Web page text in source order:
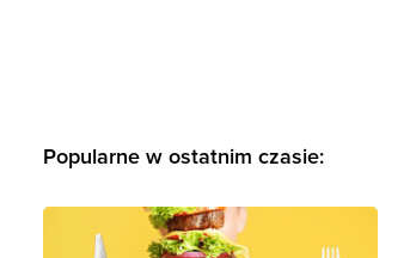
Popularne w ostatnim czasie: